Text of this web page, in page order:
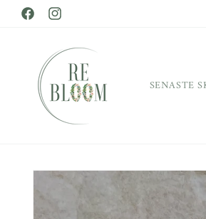
vidare
till
FacebookInstagram
SENASTE
Gå vidare till
produktinformation